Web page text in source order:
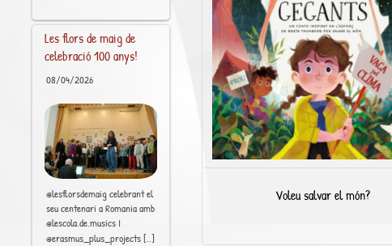
Les flors de maig de
celebració 100 anys!
08/04/2026
@lesflorsdemaig celebrant el
seu centenari a Romania amb
@lescola.de.musics I
@erasmus_plus_projects[..]
Voleu salvar el món?